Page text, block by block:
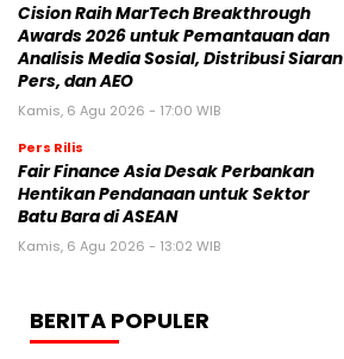
Cision Raih MarTech Breakthrough
Awards 2026 untuk Pemantauan dan
Analisis Media Sosial, Distribusi Siaran
Pers, dan AEO
Kamis, 6 Agu 2026 - 17:00 WIB
Pers Rilis
Fair Finance Asia Desak Perbankan
Hentikan Pendanaan untuk Sektor
Batu Bara di ASEAN
Kamis, 6 Agu 2026 - 13:02 WIB
BERITA POPULER